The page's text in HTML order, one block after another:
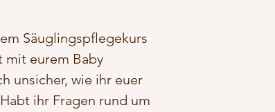
Säuglingspflegekurs
mit eurem Baby
unsicher, wie ihr euer
ihr Fragen rund um